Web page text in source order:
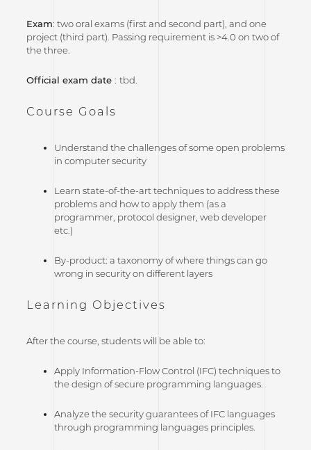
Exam: two oral exams (first and second part), and one
project (third part). Passing requirement is >4.0 on two of
the three.
Official exam date : tbd.
Course Goals
Understand the challenges of some open problems
in computer security
Learn state-of-the-art techniques to address these
problems and how to apply them (as a
programmer, protocol designer, web developer
etc.)
By-product: a taxonomy of where things can go
wrong in security on different layers
Learning Objectives
After the course, students will be able to:
Apply Information-Flow Control (IFC) techniques to
the design of secure programming languages.
Analyze the security guarantees of IFC languages
through programming languages principles.